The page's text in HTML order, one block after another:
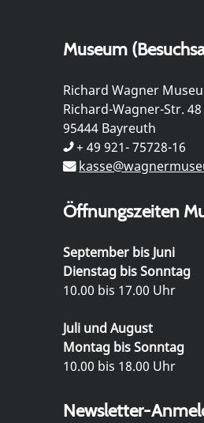
Museum
Richard Wagner
Richard-Wagner-Str. 48
95444 Bayreuth
+ 49 921- 75728-16
Öffnungszeiten
September bis Juni
Dienstag bis Sonntag
10.00 bis 17.00 Uhr
Juli und August
Montag bis Sonntag
10.00 bis 18.00 Uhr
Newsletter-